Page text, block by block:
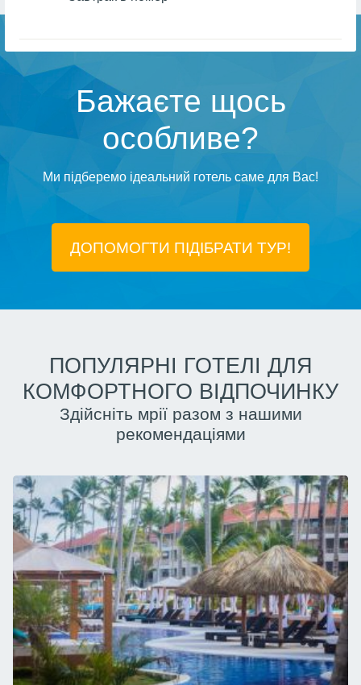
Бажаєте щось
особливе?
Ми підберемо ідеальний готель саме для Вас!
ДОПОМОГТИ ПІДIБРАТИ ТУР!
ПОПУЛЯРНІ ГОТЕЛІ ДЛЯ
КОМФОРТНОГО ВІДПОЧИНКУ
Здійсніть мрії разом з нашими
рекомендаціями